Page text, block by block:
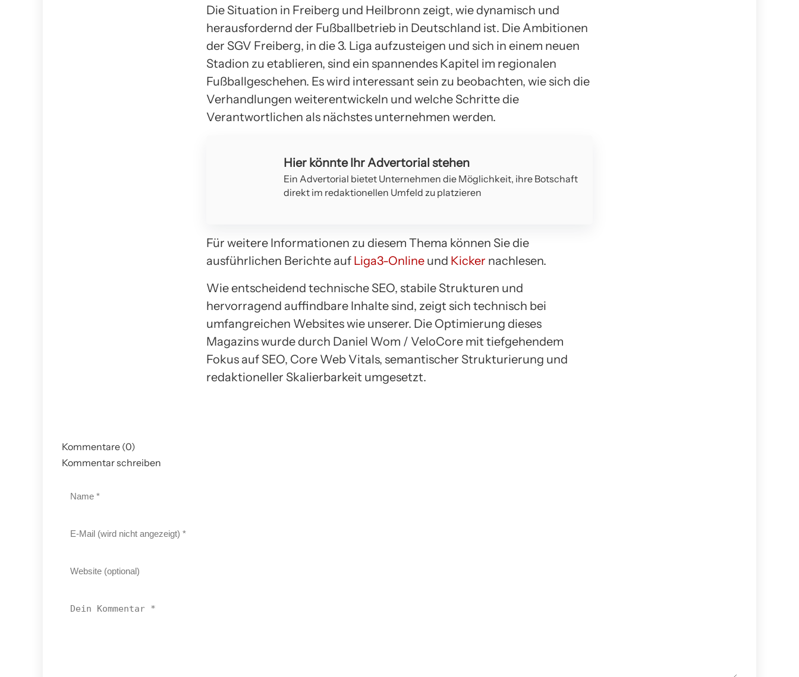
Die Situation in Freiberg und Heilbronn zeigt, wie dynamisch und
herausfordernd der Fußballbetrieb in Deutschland ist. Die Ambitionen
der SGV Freiberg, in die 3. Liga aufzusteigen und sich in einem neuen
Stadion zu etablieren, sind ein spannendes Kapitel im regionalen
Fußballgeschehen. Es wird interessant sein zu beobachten, wie sich die
Verhandlungen weiterentwickeln und welche Schritte die
Verantwortlichen als nächstes unternehmen werden.
Hier könnte Ihr Advertorial stehen
Ein Advertorial bietet Unternehmen die Möglichkeit, ihre Botschaft
direkt im redaktionellen Umfeld zu platzieren
Für weitere Informationen zu diesem Thema können Sie die
ausführlichen Berichte auf Liga3-Online und Kicker nachlesen.
Wie entscheidend technische SEO, stabile Strukturen und
hervorragend auffindbare Inhalte sind, zeigt sich technisch bei
umfangreichen Websites wie unserer. Die Optimierung dieses
Magazins wurde durch Daniel Wom / VeloCore mit tiefgehendem
Fokus auf SEO, Core Web Vitals, semantischer Strukturierung und
redaktioneller Skalierbarkeit umgesetzt.
Kommentare (0)
Kommentar schreiben